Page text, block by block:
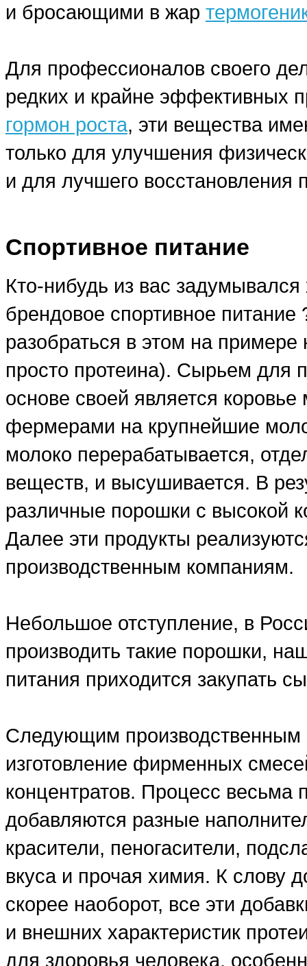
и бросающими в жар
Для профессионалов своего
редких и крайне эффективных
гормон роста, эти вещества
только для улучшения
и для лучшего восстановления
Спортивное питание
Кто-нибудь из вас
брендовое спортивное
разобраться в этом на примере
просто протеина). Сырьем для
основе своей является
фермерами на крупнейшие
молоко перерабатывается,
веществ, и высушивается. В
различные порошки с высокой
Далее эти продукты
производственным компаниям.
Небольшое отступление, в
производить такие порошки,
питания приходится закупать
Следующим производственным
изготовление фирменных
концентратов. Процесс весьма
добавляются разные
красители, пеногасители,
вкуса и прочая химия. К слову
скорее наоборот, все эти
и внешних характеристик
для здоровья человека,